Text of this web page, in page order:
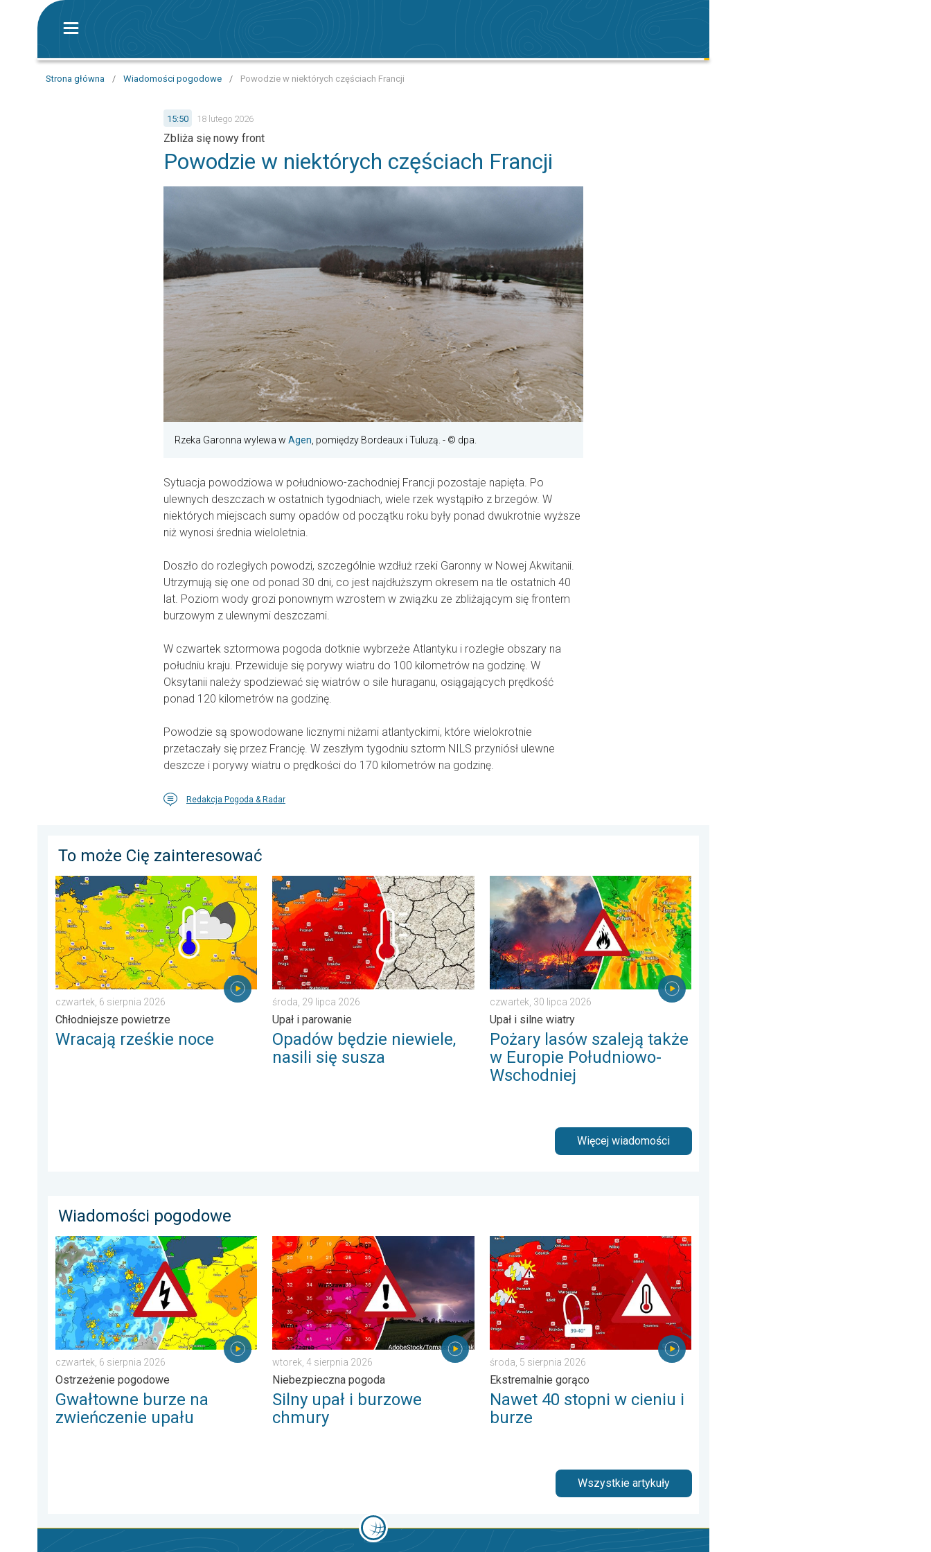
Strona główna / Wiadomości pogodowe / Powodzie w niektórych częściach Francji
15:50 18 lutego 2026
Zbliża się nowy front
Powodzie w niektórych częściach Francji
Rzeka Garonna wylewa w Agen, pomiędzy Bordeaux i Tuluzą. - © dpa.
Sytuacja powodziowa w południowo-zachodniej Francji pozostaje napięta. Po
ulewnych deszczach w ostatnich tygodniach, wiele rzek wystąpiło z brzegów. W
niektórych miejscach sumy opadów od początku roku były ponad dwukrotnie wyższe
niż wynosi średnia wieloletnia.
Doszło do rozległych powodzi, szczególnie wzdłuż rzeki Garonny w Nowej Akwitanii.
Utrzymują się one od ponad 30 dni, co jest najdłuższym okresem na tle ostatnich 40
lat. Poziom wody grozi ponownym wzrostem w związku ze zbliżającym się frontem
burzowym z ulewnymi deszczami.
W czwartek sztormowa pogoda dotknie wybrzeże Atlantyku i rozległe obszary na
południu kraju. Przewiduje się porywy wiatru do 100 kilometrów na godzinę. W
Oksytanii należy spodziewać się wiatrów o sile huraganu, osiągających prędkość
ponad 120 kilometrów na godzinę.
Powodzie są spowodowane licznymi niżami atlantyckimi, które wielokrotnie
przetaczały się przez Francję. W zeszłym tygodniu sztorm NILS przyniósł ulewne
deszcze i porywy wiatru o prędkości do 170 kilometrów na godzinę.
Redakcja Pogoda & Radar
To może Cię zainteresować
Wracają rześkie noce. Chłodniejsze powietrze. . . czwartek, 6 sierpnia 2026
czwartek, 6 sierpnia 2026
Chłodniejsze powietrze
Wracają rześkie noce
Opadów będzie niewiele, nasili się susza. Upał i parowanie. . . środa, 29 lipca 2026
środa, 29 lipca 2026
Upał i parowanie
Opadów będzie niewiele,
nasili się susza
Pożary lasów szaleją także w Europie Południowo-Wschodniej. Upał i silne wiatry. . .
czwartek, 30 lipca 2026
Upał i silne wiatry
Pożary lasów szaleją także
w Europie Południowo-
Wschodniej
Więcej wiadomości
Wiadomości pogodowe
Gwałtowne burze na zwieńczenie upału. Ostrzeżenie pogodowe. . . czwartek, 6 sierpnia 2026
czwartek, 6 sierpnia 2026
Ostrzeżenie pogodowe
Gwałtowne burze na
zwieńczenie upału
Silny upał i burzowe chmury. Niebezpieczna pogoda. . . wtorek, 4 sierpnia 2026
wtorek, 4 sierpnia 2026
Niebezpieczna pogoda
Silny upał i burzowe
chmury
Nawet 40 stopni w cieniu i burze. Ekstremalnie gorąco. . . środa, 5 sierpnia 2026
środa, 5 sierpnia 2026
Ekstremalnie gorąco
Nawet 40 stopni w cieniu i
burze
Wszystkie artykuły